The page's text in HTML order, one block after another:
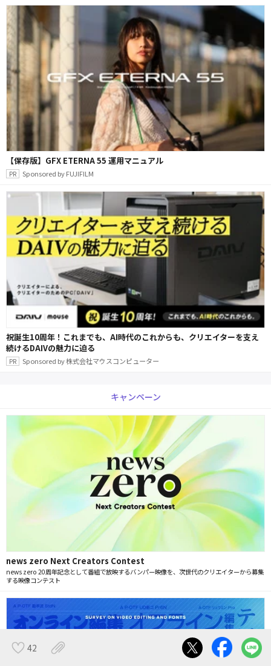
42
【保存版】GFX ETERNA 55 運用マニュアル
Sponsored by FUJIFILM
祝誕生10周年！これまでも、AI時代のこれからも、クリエイターを支え
続けるDAIVの魅力に迫る
Sponsored by 株式会社マウスコンピューター
キャンペーン
news zero Next Creators Contest
news zero 20周年記念として番組で放映するバンパー映像を、次世代のクリエイターから募集
する映像コンテスト